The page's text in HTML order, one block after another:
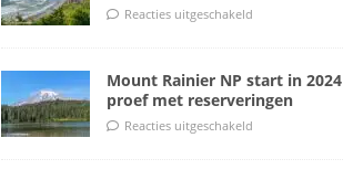
Reacties uitgeschakeld
Mount Rainier NP start in 2024
proef met reserveringen
Reacties uitgeschakeld